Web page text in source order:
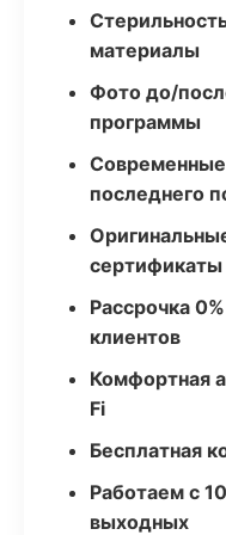
материалы
Фото до/
программы
последнего
Рассрочка
клиентов
Комфортная
Fi
Бесплатная
Работаем с
выходных